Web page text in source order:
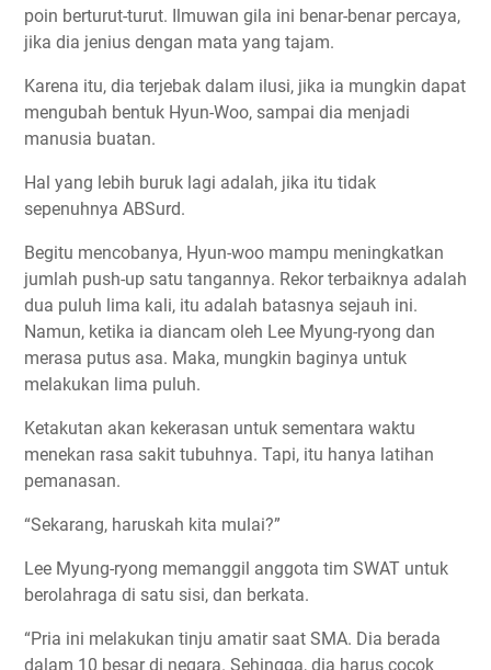
poin berturut-turut. Ilmuwan gila ini benar-benar percaya,
jika dia jenius dengan mata yang tajam.
Karena itu, dia terjebak dalam ilusi, jika ia mungkin dapat
mengubah bentuk Hyun-Woo, sampai dia menjadi
manusia buatan.
Hal yang lebih buruk lagi adalah, jika itu tidak
sepenuhnya ABSurd.
Begitu mencobanya, Hyun-woo mampu meningkatkan
jumlah push-up satu tangannya. Rekor terbaiknya adalah
dua puluh lima kali, itu adalah batasnya sejauh ini.
Namun, ketika ia diancam oleh Lee Myung-ryong dan
merasa putus asa. Maka, mungkin baginya untuk
melakukan lima puluh.
Ketakutan akan kekerasan untuk sementara waktu
menekan rasa sakit tubuhnya. Tapi, itu hanya latihan
pemanasan.
“Sekarang, haruskah kita mulai?”
Lee Myung-ryong memanggil anggota tim SWAT untuk
berolahraga di satu sisi, dan berkata.
“Pria ini melakukan tinju amatir saat SMA. Dia berada
dalam 10 besar di negara. Sehingga, dia harus cocok